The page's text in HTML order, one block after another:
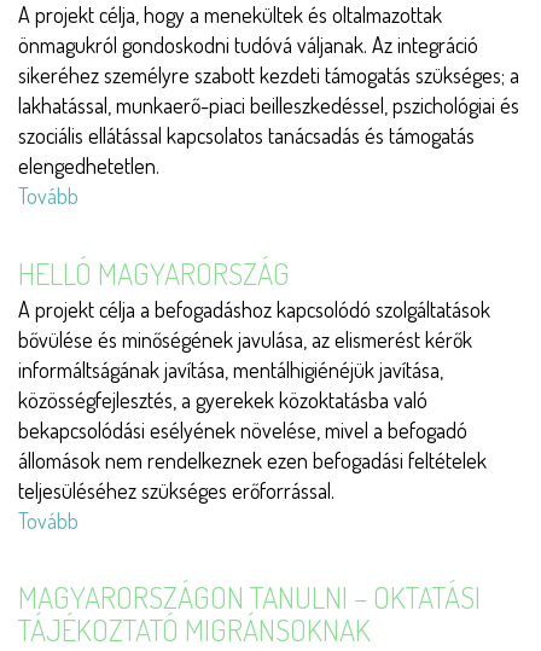
A projekt célja, hogy a menekültek és oltalmazottak
önmagukról gondoskodni tudóvá váljanak. Az integráció
sikeréhez személyre szabott kezdeti támogatás szükséges; a
lakhatással, munkaerő-piaci beilleszkedéssel, pszichológiai és
szociális ellátással kapcsolatos tanácsadás és támogatás
elengedhetetlen.
Tovább
nem
megy)
HELLÓ MAGYARORSZÁG
A projekt célja a befogadáshoz kapcsolódó szolgáltatások
bővülése és minőségének javulása, az elismerést kérők
informáltságának javítása, mentálhigiénéjük javítása,
közösségfejlesztés, a gyerekek közoktatásba való
bekapcsolódási esélyének növelése, mivel a befogadó
állomások nem rendelkeznek ezen befogadási feltételek
teljesüléséhez szükséges erőforrással.
Tovább
MAGYARORSZÁGON TANULNI – OKTATÁSI
TÁJÉKOZTATÓ MIGRÁNSOKNAK